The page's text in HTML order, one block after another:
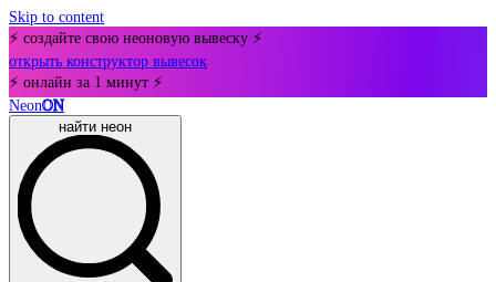
Skip to content
⚡ создайте свою неоновую вывеску ⚡
открыть конструктор вывесок
⚡ онлайн за 1 минут ⚡
NeonON
найти неон